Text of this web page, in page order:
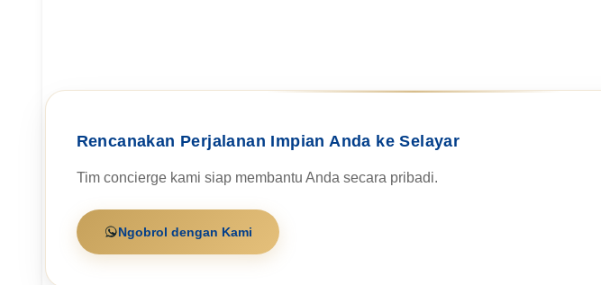
Rencanakan Perjalanan Impian Anda ke Selayar
Tim concierge kami siap membantu Anda secara pribadi.
Ngobrol dengan Kami